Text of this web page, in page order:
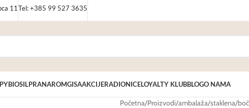
11 Tel: +385 99 527 3635
BIOSILPRANAROMGISAAKCIJERADIONICELOYALTY KLUBBLOGO NAMA
Početna/Proizvodi/ambalaža/staklena/